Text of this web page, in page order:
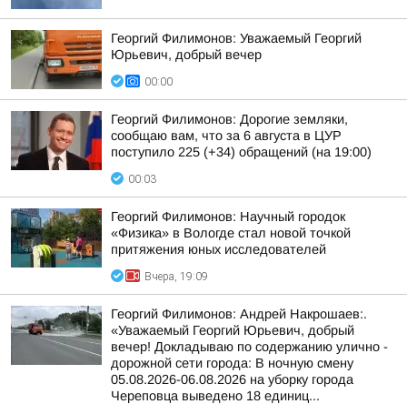
Георгий Филимонов: Уважаемый Георгий
Юрьевич, добрый вечер
00:00
Георгий Филимонов: Дорогие земляки,
сообщаю вам, что за 6 августа в ЦУР
поступило 225 (+34) обращений (на 19:00)
00:03
Георгий Филимонов: Научный городок
«Физика» в Вологде стал новой точкой
притяжения юных исследователей
Вчера, 19:09
Георгий Филимонов: Андрей Накрошаев:.
«Уважаемый Георгий Юрьевич, добрый
вечер! Докладываю по содержанию улично -
дорожной сети города: В ночную смену
05.08.2026-06.08.2026 на уборку города
Череповца выведено 18 единиц...